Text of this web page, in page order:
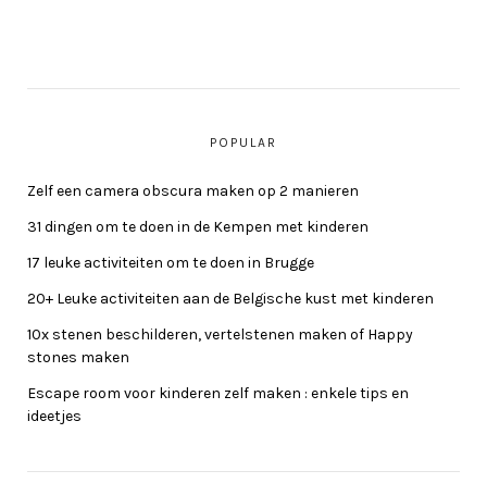
POPULAR
Zelf een camera obscura maken op 2 manieren
31 dingen om te doen in de Kempen met kinderen
17 leuke activiteiten om te doen in Brugge
20+ Leuke activiteiten aan de Belgische kust met kinderen
10x stenen beschilderen, vertelstenen maken of Happy
stones maken
Escape room voor kinderen zelf maken : enkele tips en
ideetjes